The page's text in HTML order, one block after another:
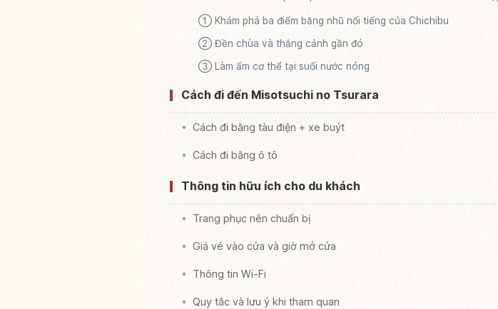
① Khám phá ba điểm băng nhũ nổi tiếng của Chichibu
② Đền chùa và thắng cảnh gần đó
③ Làm ấm cơ thể tại suối nước nóng
Cách đi đến Misotsuchi no Tsurara
Cách đi bằng tàu điện + xe buýt
Cách đi bằng ô tô
Thông tin hữu ích cho du khách
Trang phục nên chuẩn bị
Giá vé vào cửa và giờ mở cửa
Thông tin Wi-Fi
Quy tắc và lưu ý khi tham quan